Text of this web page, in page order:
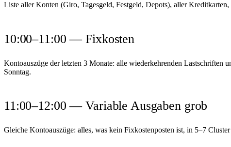
Liste aller Konten (Giro, Tagesgeld, Festgeld, Depots), aller
10:00–11:00 — Fixkosten
Kontoauszüge der letzten 3 Monate: alle wiederkehrenden Lastschriften
Sonntag.
11:00–12:00 — Variable Ausgaben grob
Gleiche Kontoauszüge: alles, was kein Fixkostenposten ist, in 5–7